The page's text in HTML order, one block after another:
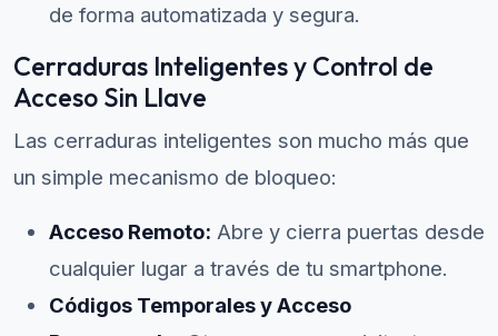
de forma automatizada y segura.
Cerraduras Inteligentes y Control de
Acceso Sin Llave
Las cerraduras inteligentes son mucho más que
un simple mecanismo de bloqueo:
Acceso Remoto: Abre y cierra puertas desde
cualquier lugar a través de tu smartphone.
Códigos Temporales y Acceso